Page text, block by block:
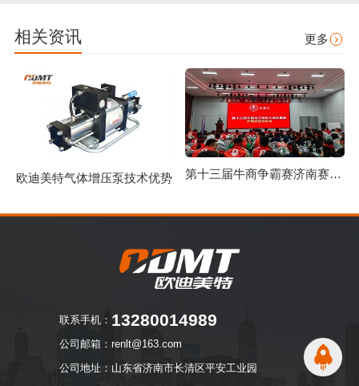
相关资讯 更多
欧迪美特气体增压泵技术优势 第十三届牛商争霸赛济南赛区启动仪式圆满举行
联系手机： 13280014989
公司邮箱：renlt@163.com
公司地址：山东省济南市长清区平安工业园